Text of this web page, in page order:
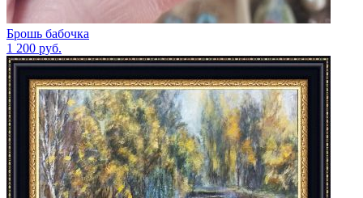
Брошь бабочка
1 200 руб.